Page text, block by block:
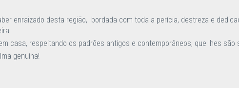
enraizado desta região, bordada com toda a perícia, destreza e
casa, respeitando os padrões antigos e contemporâneos, que lhes
genuína!